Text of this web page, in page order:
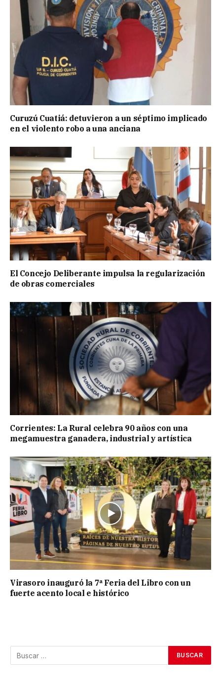
Curuzú Cuatiá: detuvieron a un séptimo implicado
en el violento robo a una anciana
El Concejo Deliberante impulsa la regularización
de obras comerciales
Corrientes: La Rural celebra 90 años con una
megamuestra ganadera, industrial y artística
Virasoro inauguró la 7ª Feria del Libro con un
fuerte acento local e histórico